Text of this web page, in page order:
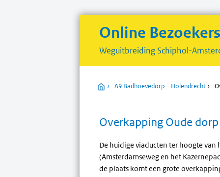
Online
Weguitbreiding Schiphol-
Home
› A9 Badhoevedorp – Holendrecht ›
Overkapping Oude dorp
De huidige viaducten ter hoogte van
(Amsterdamseweg en het
de plaats komt een grote